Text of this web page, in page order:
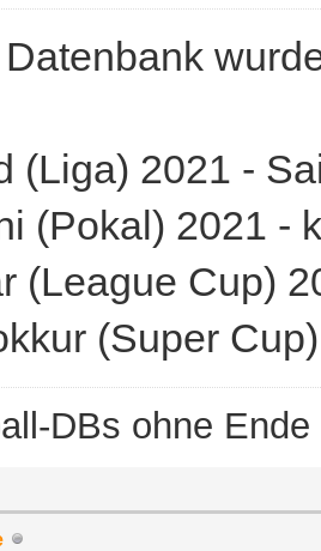
(Liga) 2021 -
(Pokal) 2021 -
(League Cup)
(Super
DBs ohne Ende